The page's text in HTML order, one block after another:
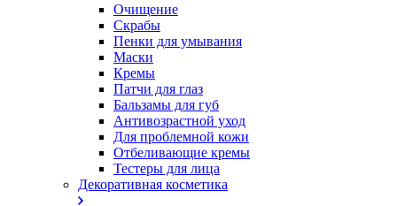
Очищение
Скрабы
Пенки для умывания
Маски
Кремы
Патчи для глаз
Бальзамы для губ
Антивозрастной уход
Для проблемной кожи
Oтбеливающие кремы
Тестеры для лица
Декоративная косметика